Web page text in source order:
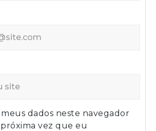
meus dados neste navegador
próxima vez que eu